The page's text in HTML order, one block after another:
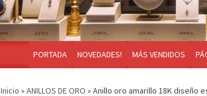
PORTADA NOVEDADES! MÁS VENDIDOS
Inicio » ANILLOS DE ORO » Anillo oro amarillo 18K diseño